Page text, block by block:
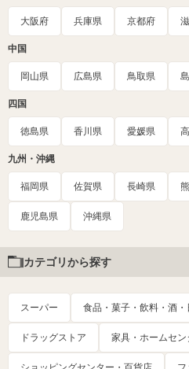
大阪府 兵庫県 京都府
中国
岡山県 広島県 鳥取県
四国
徳島県 香川県 愛媛県
九州・沖縄
福岡県 佐賀県 長崎県
鹿児島県 沖縄県
カテゴリから探す
スーパー 食品・菓子・飲料・酒
ドラッグストア 家具・ホームセン